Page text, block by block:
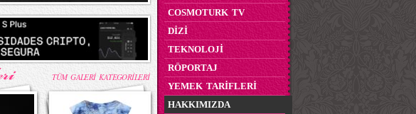
TÜM GALERİ KATEGORİLERİ
COSMOTURK TV
DİZİ
TEKNOLOJİ
RÖPORTAJ
YEMEK TARİFLERİ
HAKKIMIZDA